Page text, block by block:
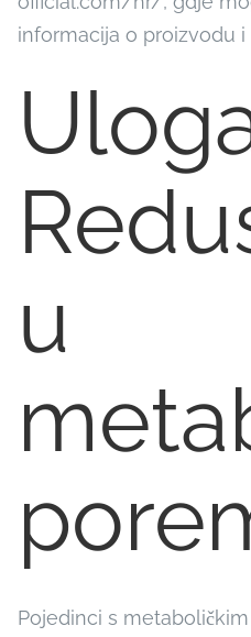
informacija o proizvodu
u
Pojedinci s